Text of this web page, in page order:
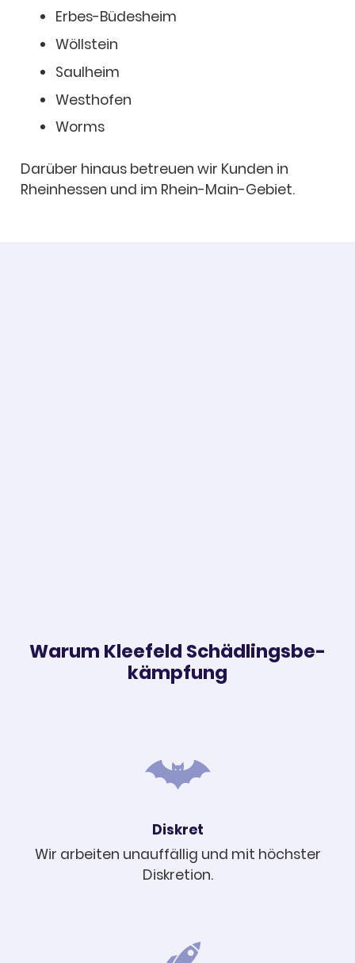
Erbes-Büdes­heim
Wöll­stein
Saul­heim
West­ho­fen
Worms
Darüber hinaus betreuen wir Kunden in
Rhein­hes­sen und im Rhein-Main-Gebiet.
Warum Klee­feld Schäd­lings­be­
kämp­fung
Diskret
Wir arbei­ten unauf­fäl­lig und mit höchs­ter
Diskre­tion.